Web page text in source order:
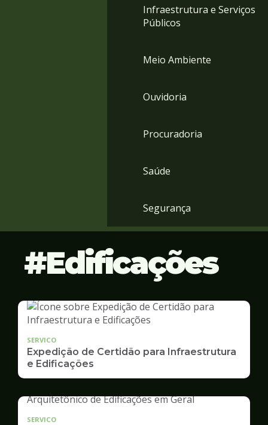
Infraestrutura e Serviços
Públicos
Meio Ambiente
Ouvidoria
Procuradoria
Saúde
Segurança
Edificações
SERVICO
Expedição de Certidão para Infraestrutura
e Edificações
SERVICO